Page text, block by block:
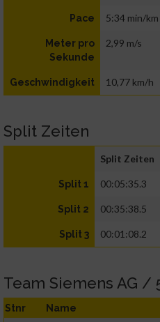
Pace 5:34 min/km
Meter pro
Sekunde
2,99 m/s
Geschwindigkeit 10,77 km/h
Split Zeiten
Split Zeiten
Split 1 00:05:35.3
Split 2 00:35:38.5
Split 3 00:01:08.2
Team Siemens AG /
Stnr Name